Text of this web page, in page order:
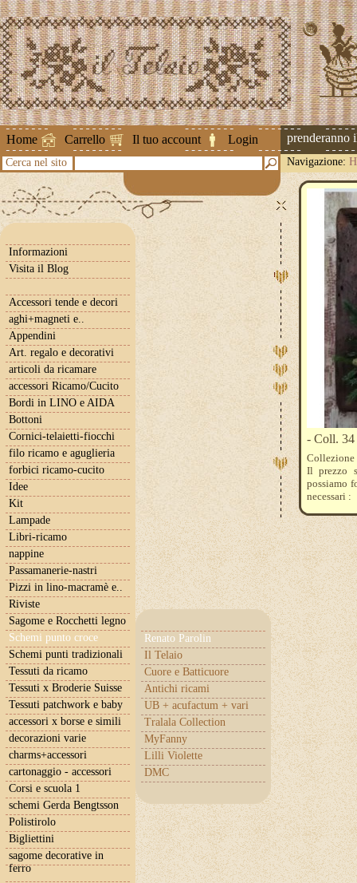
Home Carrello Il tuo account Login
Attenzione ! Le spedizioni riprenderanno il
Cerca nel sito Navigazione:
Informazioni
Visita il Blog
Accessori tende e decori
aghi+magneti e..
Appendini
Art. regalo e decorativi
articoli da ricamare
accessori Ricamo/Cucito
Bordi in LINO e AIDA
Bottoni
Cornici-telaietti-fiocchi
filo ricamo e aguglieria
forbici ricamo-cucito
Idee
Kit
Lampade
Libri-ricamo
nappine
Passamanerie-nastri
Pizzi in lino-macramè e..
Riviste
Sagome e Rocchetti legno
Schemi punto croce
Renato Parolin
Il Telaio
Cuore e Batticuore
Antichi ricami
UB + acufactum + vari
Tralala Collection
MyFanny
Lilli Violette
DMC
Schemi punti tradizionali
Tessuti da ricamo
Tessuti x Broderie Suisse
Tessuti patchwork e baby
accessori x borse e simili
decorazioni varie
charms+accessori
cartonaggio - accessori
Corsi e scuola 1
schemi Gerda Bengtsson
Polistirolo
Bigliettini
sagome decorative in
ferro
- Coll. 34
Collezione
Il prezzo
possiamo
necessari :
3862